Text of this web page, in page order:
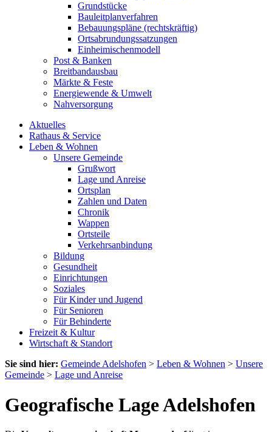
Grundstücke
Bauleitplanverfahren
Bebauungspläne (rechtskräftig)
Ortsabrundungssatzungen
Einheimischenmodell
Post & Banken
Breitbandausbau
Märkte & Feste
Energiewende & Umwelt
Nahversorgung
Aktuelles
Rathaus & Service
Leben & Wohnen
Unsere Gemeinde
Grußwort
Lage und Anreise
Ortsplan
Zahlen und Daten
Chronik
Wappen
Ortsteile
Verkehrsanbindung
Bildung
Gesundheit
Einrichtungen
Soziales
Für Kinder und Jugend
Für Senioren
Für Behinderte
Freizeit & Kultur
Wirtschaft & Standort
Sie sind hier: Gemeinde Adelshofen > Leben & Wohnen > Unsere
Gemeinde > Lage und Anreise
Geografische Lage Adelshofen